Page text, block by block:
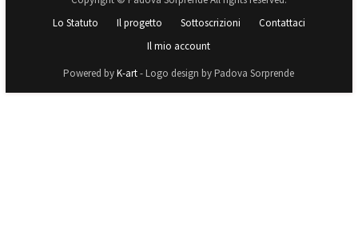
Lo Statuto
Il progetto Sottoscrizioni
Contattaci
Il mio account
Powered byK-art- Logo design by Padova Sorprende